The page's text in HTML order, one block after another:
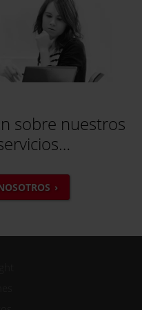
sobre nuestros